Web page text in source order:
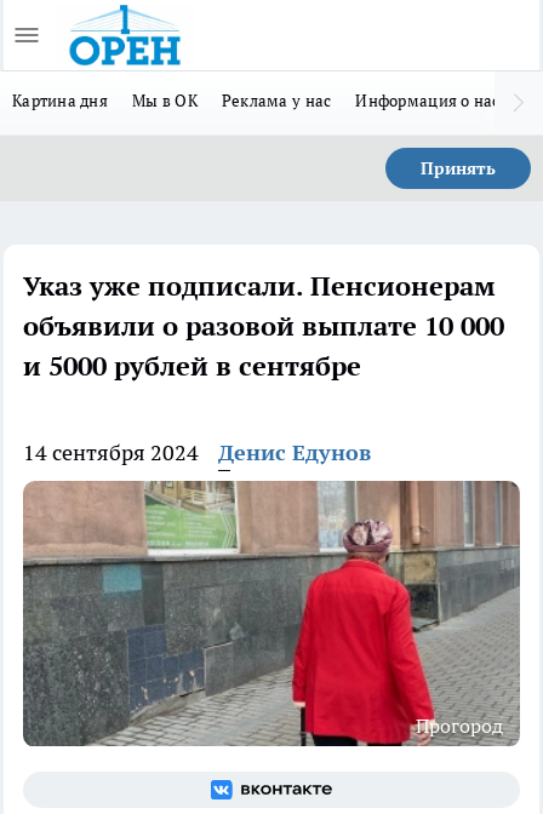
Картина дня Мы в ОК Реклама у нас Информация о нас
Принять
Указ уже подписали. Пенсионерам
объявили о разовой выплате 10 000
и 5000 рублей в сентябре
14 сентября 2024 Денис Едунов
Прогород